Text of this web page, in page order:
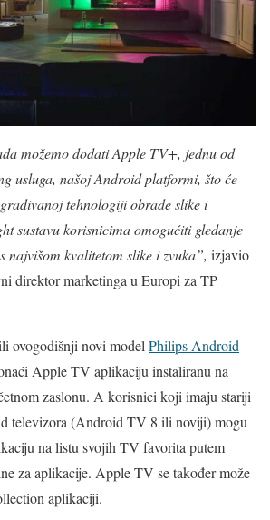
možemo dodati Apple TV+, jednu od
usluga, našoj Android platformi, što će
tehnologiji obrade slike i
sustavu korisnicima omogućiti gledanje
najvišom kvalitetom slike i zvuka”, izjavio
direktor marketinga u Europi za TP
ovogodišnji novi model Philips Android
Apple TV aplikaciju instaliranu na
zaslonu. A korisnici koji imaju stariji
televizora (Android TV 8 ili noviji) mogu
na listu svojih TV favorita putem
za aplikacije. Apple TV se također može
aplikaciji.